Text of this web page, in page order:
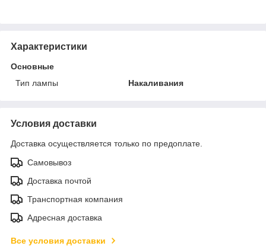
Характеристики
Основные
Тип лампы
Накаливания
Условия доставки
Доставка осуществляется только по предоплате.
Самовывоз
Доставка почтой
Транспортная компания
Адресная доставка
Все условия доставки